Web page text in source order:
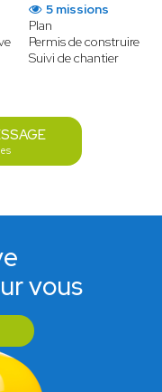
5 missions
Plan
Permis de construire
Suivi de chantier
vous